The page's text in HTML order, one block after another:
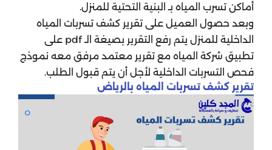
أماكن تسرب المياه بـ البنية التحتية للمنزل.
وبعد حصول العميل على تقرير كشف تسربات المياه
الداخلية للمنزل يتم رفع التقرير بصيغة الـ pdf على
تطبيق شركة المياه مع تقرير معتمد مرفق معه نموذج
فحص التسربات الداخلية لأجل أن يتم قبول الطلب.
تقرير كشف تسربات المياه بالرياض